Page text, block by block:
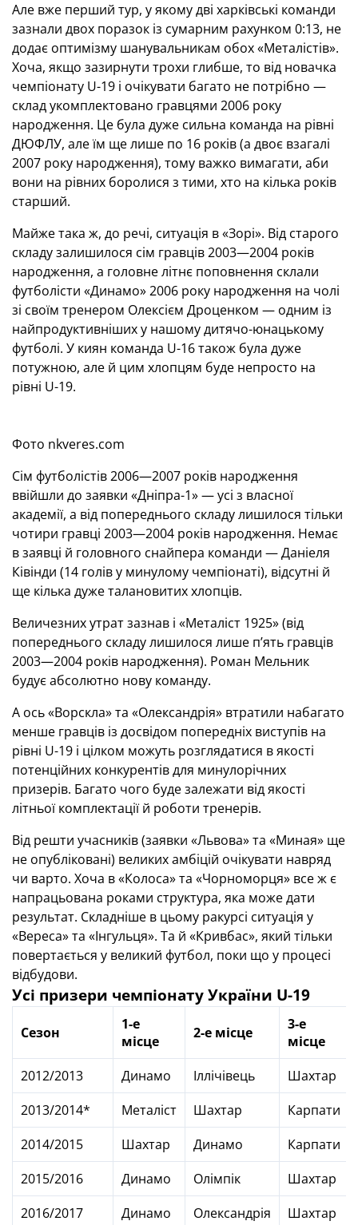
Але вже перший тур, у якому дві харківські команди
зазнали двох поразок із сумарним рахунком 0:13, не
додає оптимізму шанувальникам обох «Металістів».
Хоча, якщо зазирнути трохи глибше, то від новачка
чемпіонату U-19 і очікувати багато не потрібно —
склад укомплектовано гравцями 2006 року
народження. Це була дуже сильна команда на рівні
ДЮФЛУ, але їм ще лише по 16 років (а двоє взагалі
2007 року народження), тому важко вимагати, аби
вони на рівних боролися з тими, хто на кілька років
старший.
Майже така ж, до речі, ситуація в «Зорі». Від старого
складу залишилося сім гравців 2003—2004 років
народження, а головне літнє поповнення склали
футболісти «Динамо» 2006 року народження на чолі
зі своїм тренером Олексієм Дроценком — одним із
найпродуктивніших у нашому дитячо-юнацькому
футболі. У киян команда U-16 також була дуже
потужною, але й цим хлопцям буде непросто на
рівні U-19.
Фото nkveres.com
Сім футболістів 2006—2007 років народження
ввійшли до заявки «Дніпра-1» — усі з власної
академії, а від попереднього складу лишилося тільки
чотири гравці 2003—2004 років народження. Немає
в заявці й головного снайпера команди — Даніеля
Ківінди (14 голів у минулому чемпіонаті), відсутні й
ще кілька дуже талановитих хлопців.
Величезних утрат зазнав і «Металіст 1925» (від
попереднього складу лишилося лише п’ять гравців
2003—2004 років народження). Роман Мельник
будує абсолютно нову команду.
А ось «Ворскла» та «Олександрія» втратили набагато
менше гравців із досвідом попередніх виступів на
рівні U-19 і цілком можуть розглядатися в якості
потенційних конкурентів для минулорічних
призерів. Багато чого буде залежати від якості
літньої комплектації й роботи тренерів.
Від решти учасників (заявки «Львова» та «Миная» ще
не опубліковані) великих амбіцій очікувати навряд
чи варто. Хоча в «Колоса» та «Чорноморця» все ж є
напрацьована роками структура, яка може дати
результат. Складніше в цьому ракурсі ситуація у
«Вереса» та «Інгульця». Та й «Кривбас», який тільки
повертається у великий футбол, поки що у процесі
відбудови.
Усі призери чемпіонату України U-19
Сезон
1-е
місце
2-е місце
3-е
місце
2012/2013
Динамо Іллічівець
Шахтар
2013/2014*
Металіст Шахтар
Карпати
2014/2015
Шахтар Динамо
Карпати
2015/2016
Динамо Олімпік
Шахтар
2016/2017
Динамо Олександрія Шахтар